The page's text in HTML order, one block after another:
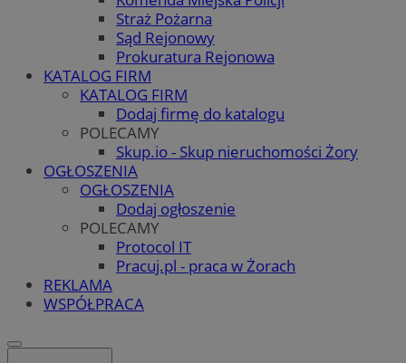
Straż Pożarna
Sąd Rejonowy
Prokuratura Rejonowa
KATALOG FIRM
KATALOG FIRM
Dodaj firmę do katalogu
POLECAMY
Skup.io - Skup nieruchomości Żory
OGŁOSZENIA
OGŁOSZENIA
Dodaj ogłoszenie
POLECAMY
Protocol IT
Pracuj.pl - praca w Żorach
REKLAMA
WSPÓŁPRACA